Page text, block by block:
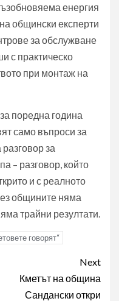
енергия
общински експерти
за обслужване
с практическо
при монтаж на
поредна година
само въпроси за
за
– разговор, който
и с реалното
общините няма
трайни резултати.
говорят“
Next
Кметът на община
Сандански откри